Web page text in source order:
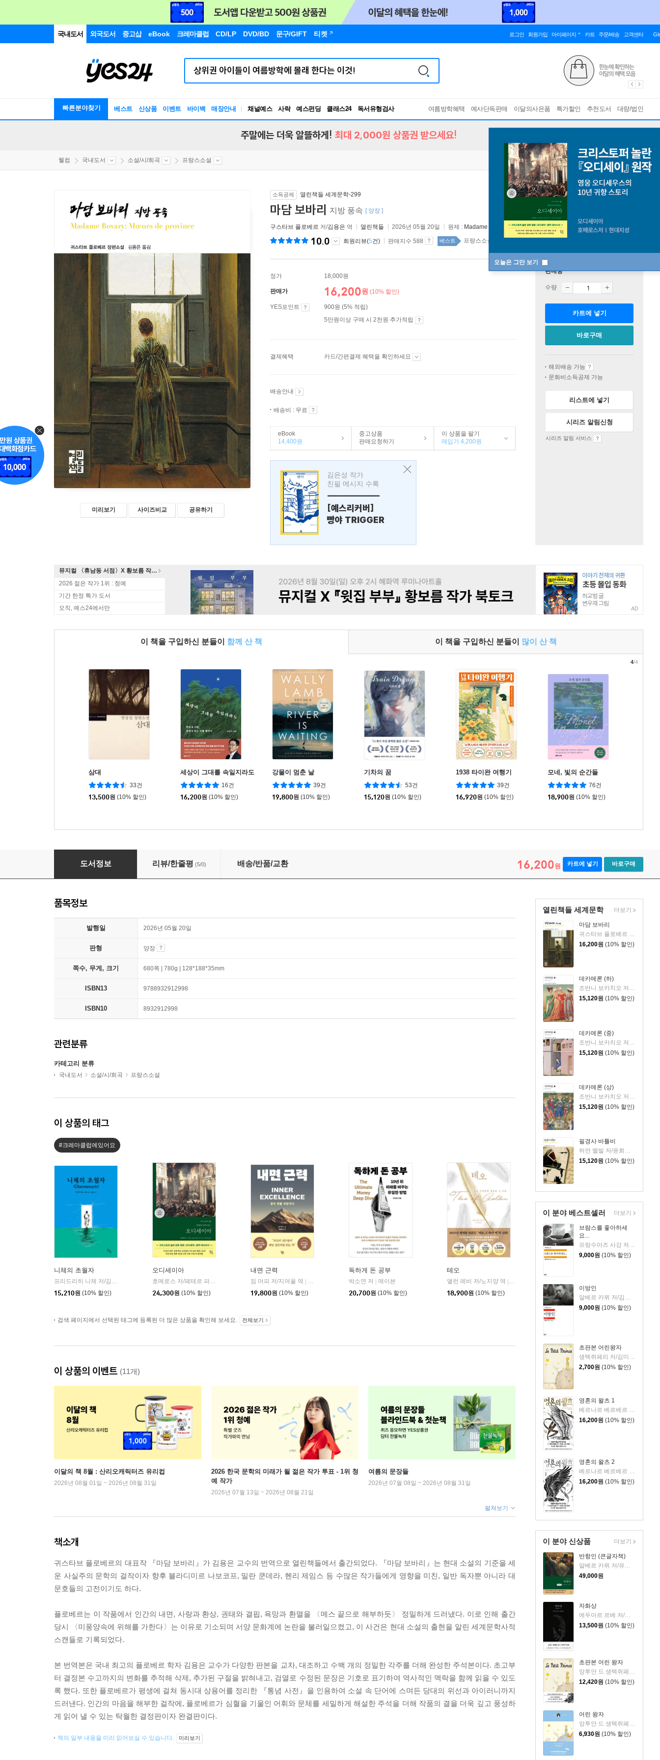
국내도서 외국도서 중고샵 eBook 크레마클럽 CD/LP DVD/BD 문구/GIFT 티켓 로그인 회원가입 마이페이지 카트 주문/배송 고객센터
빠른분야찾기 베스트 신상품 이벤트 바이백 매장안내 채널예스 사락 예스펀딩 클래스24
독서유형검사
RBTI Lab
여름방학혜택 예사단독판매 이달의사은품 특가할인 추천도서 대량/법인
오늘은 그만 보기
주말에는 더욱 알뜰하게! 최대 2,000원 상품권 받으세요!
웰컴 국내도서 소설/시/희곡 프랑스소설
미리보기 사이즈비교 공유하기
소득공제 열린책들 세계문학-299
마담 보바리 지방 풍속 [ 양장 ]
구스타브 플로베르 저/김용은 역 열린책들 2026년 05월 20일 원제 : Madame Bovary: Moeurs de Province
10.0 회원리뷰(5건) 판매지수 588 베스트 프랑스소설 top100 5주
정가 18,000원
판매가 16,200원 (10% 할인)
YES포인트
900원 (5% 적립)
5만원이상 구매 시 2천원 추가적립
결제혜택 카드/간편결제 혜택을 확인하세요
배송안내
배송비 : 무료
eBook
14,400원
중고상품
판매요청하기
이 상품을 팔기
매입가 4,200원
김은성 작가
친필 메시지 수록
---------------
[예스리커버]
빵야 TRIGGER
판매중
수량
카트에 넣기
바로구매
해외배송 가능
문화비소득공제 가능
리스트에 넣기
시리즈 알림신청
시리즈 알림 서비스
뮤지컬 〈휴남동 서점〉X 황보름 작가 북토크
2026 젊은 작가 1위 : 청예
기간 한정 특가 도서
오직, 예스24에서만
AD
이 책을 구입하신 분들이 함께 산 책 이 책을 구입하신 분들이 많이 산 책
삼대
33건
13,500원 (10% 할인)
세상이 그대를 속일지라도
16건
16,200원 (10% 할인)
강물이 멈춘 날
39건
19,800원 (10% 할인)
기차의 꿈
53건
15,120원 (10% 할인)
1938 타이완 여행기
39건
16,920원 (10% 할인)
모네, 빛의 순간들
76건
18,900원 (10% 할인)
4/4
마담 보바리
도서정보 리뷰/한줄평 (5/0) 배송/반품/교환 16,200원 카트에 넣기 바로구매
열린책들 세계문학
마담 보바리
귀스타브 플로베르 저/김용은 역
16,200원 (10% 할인)
데카메론 (하)
조반니 보카치오 저/김운찬 역
15,120원 (10% 할인)
데카메론 (중)
15,120원 (10% 할인)
데카메론 (상)
15,120원 (10% 할인)
필경사 바틀비
15,120원 (10% 할인)
더보기
이 분야 베스트셀러
브람스를 좋아하세
요...
9,000원 (10% 할인)
이방인
9,000원 (10% 할인)
초판본 어린왕자
생텍쥐페리 저/김미정 역
2,700원 (10% 할인)
영혼의 왈츠 1
16,200원 (10% 할인)
영혼의 왈츠 2
베르나르 베르베르 저/전미연 역
16,200원 (10% 할인)
더보기
이 분야 신상품
반항인 (큰글자책)
알베르 카뮈 저/유기환 역
49,000원
자화상
에두아르 르베 저/정영문 역
13,500원 (10% 할인)
초판본 어린 왕자
12,420원 (10% 할인)
어린 왕자
앙투안 드 생텍쥐페리 저/김미정 역
6,930원 (10% 할인)
더보기
품목정보
발행일 2026년 05월 20일
판형 양장
쪽수, 무게, 크기 680쪽 | 780g | 128*188*35mm
ISBN13 9788932912998
ISBN10 8932912998
관련분류
카테고리 분류
국내도서 소설/시/희곡 프랑스소설
이 상품의 태그
#크레마클럽에있어요
니체의 초월자
프리드리히 니체 저/김철 편역
15,210원 (10% 할인)
오디세이아
호메로스 저/페테르 파울 루벤스 그림/박문재 역 | 현대지성
24,300원 (10% 할인)
내면 근력
짐 머피 저/지여울 역
윌북(willbook)
19,800원 (10% 할인)
독하게 돈 공부
박소연 저
메이븐
20,700원 (10% 할인)
테오
앨런 레비 저/노지양 역
오팬하우스
18,900원 (10% 할인)
검색 페이지에서 선택된 태그에 등록된 더 많은 상품을 확인해 보세요. 전체보기
이 상품의 이벤트 (11개)
이달의 책 8월 : 산리오캐릭터즈 유리컵
2026년 08월 01일 ~ 2026년 08월 31일
2026 한국 문학의 미래가 될 젊은 작가 투표 - 1위 청
예 작가
2026년 07월 13일 ~ 2026년 08월 21일
여름의 문장들
2026년 07월 08일 ~ 2026년 08월 31일
펼쳐보기
책소개
귀스타브 플로베르의 대표작 『마담 보바리』가 김용은 교수의 번역으로 열린책들에서 출간되었다. 『마담 보바리』는 현대 소설의 기준을 세
운 사실주의 문학의 걸작이자 향후 블라디미르 나보코프, 밀란 쿤데라, 헨리 제임스 등 수많은 작가들에게 영향을 미친, 일반 독자뿐 아니라 대
문호들의 고전이기도 하다.
플로베르는 이 작품에서 인간의 내면, 사랑과 환상, 권태와 결핍, 욕망과 환멸을 〈메스 끝으로 해부하듯〉 정밀하게 드러냈다. 이로 인해 출간
당시 〈미풍양속에 위해를 가한다〉는 이유로 기소되며 서양 문화계에 논란을 불러일으켰고, 이 사건은 현대 소설의 출현을 알린 세계문학사적
스캔들로 기록되었다.
본 번역본은 국내 최고의 플로베르 학자 김용은 교수가 다양한 판본을 교차, 대조하고 수백 개의 정밀한 각주를 더해 완성한 주석본이다. 초고부
터 결정본 수고까지의 변화를 추적해 삭제, 추가된 구절을 밝혀내고, 검열로 수정된 문장은 기호로 표기하여 역사적인 맥락을 함께 읽을 수 있도
록 했다. 또한 플로베르가 평생에 걸쳐 동시대 상용어를 정리한 『통념 사전』을 인용하여 소설 속 단어에 스며든 당대의 위선과 아이러니까지
드러낸다. 인간의 마음을 해부한 걸작에, 플로베르가 심혈을 기울인 어휘와 문체를 세밀하게 해설한 주석을 더해 작품의 결을 더욱 깊고 풍성하
게 읽어 낼 수 있는 탁월한 결정판이자 완결판이다.
책의 일부 내용을 미리 읽어보실 수 있습니다. 미리보기